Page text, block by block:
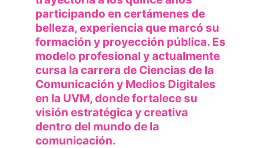
participando en certámenes de
belleza, experiencia que marcó su
formación y proyección pública. Es
modelo profesional y actualmente
cursa la carrera de Ciencias de la
Comunicación y Medios Digitales
en la UVM, donde fortalece su
visión estratégica y creativa
dentro del mundo de la
comunicación.